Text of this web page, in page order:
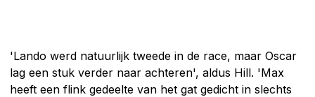
'Lando werd natuurlijk tweede in de race, maar Oscar
lag een stuk verder naar achteren', aldus Hill. 'Max
heeft een flink gedeelte van het gat gedicht in slechts